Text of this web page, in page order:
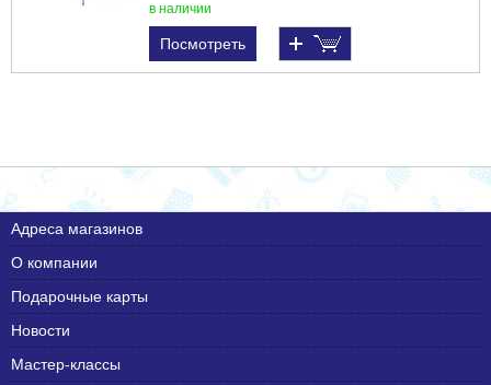
в наличии
Посмотреть
Адреса магазинов
О компании
Подарочные карты
Новости
Мастер-классы